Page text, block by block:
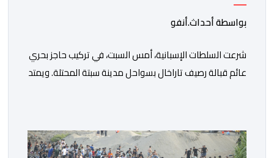
بواسطة أحداث.أنفو
شرعت السلطات الإسبانية، أمس السبت، في تركيب حاجز بحري
عائم قبالة رصيف تاراخال بسواحل مدينة سبتة المحتلة. ويمتد
فوق سطح البحر ما بين 30 و70 سنتيمترًا، بينما يمتد الجزء
المغمور منه إلى عمق يصل إلى نحو […]